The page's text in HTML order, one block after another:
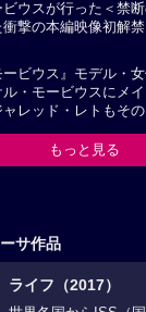
ビウスが行った＜禁
衝撃の本編映像初解禁
ービウス』モデル・
ル・モービウスにメ
ャレッド・レトもそ
もっと見る
サ作品
ライフ（2017）